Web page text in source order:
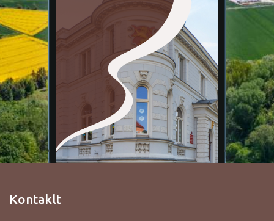
Kontaklt